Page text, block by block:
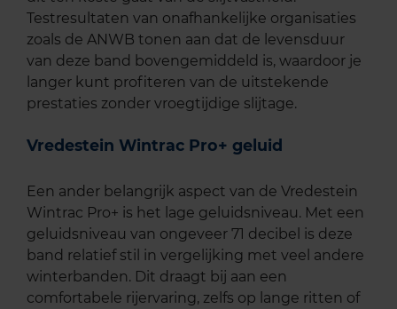
Testresultaten van onafhankelijke organisaties
zoals de ANWB tonen aan dat de levensduur
van deze band bovengemiddeld is, waardoor je
langer kunt profiteren van de uitstekende
prestaties zonder vroegtijdige slijtage.
Vredestein Wintrac Pro+ geluid
Een ander belangrijk aspect van de Vredestein
Wintrac Pro+ is het lage geluidsniveau. Met een
geluidsniveau van ongeveer 71 decibel is deze
band relatief stil in vergelijking met veel andere
winterbanden. Dit draagt bij aan een
comfortabele rijervaring, zelfs op lange ritten of